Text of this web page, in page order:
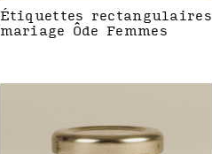
Étiquettes rectangulaires
mariage Ôde Femmes